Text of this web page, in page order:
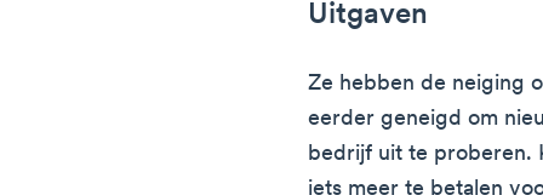
Uitgaven
Ze hebben de neiging
eerder geneigd om
bedrijf uit te proberen.
iets meer te betalen